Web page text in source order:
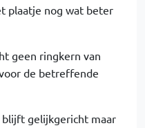
plaatje nog wat beter
geen ringkern van
de betreffende
blijft gelijkgericht maar